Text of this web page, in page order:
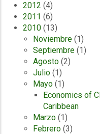
2012 (4)
2011 (6)
2010 (13)
Noviembre (1)
Septiembre (1)
Agosto (2)
Julio (1)
Mayo (1)
Economics of
Caribbean
Marzo (1)
Febrero (3)